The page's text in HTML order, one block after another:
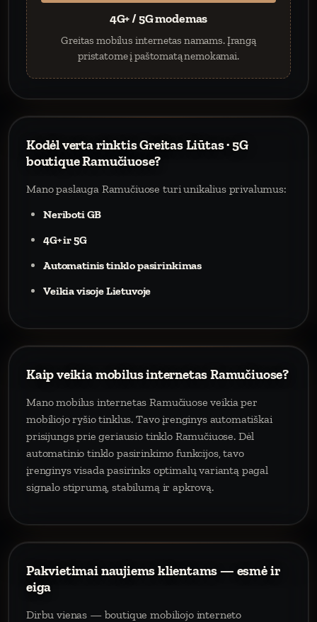
4G+ / 5G modemas
Greitas mobilus internetas namams. Įrangą
pristatome į paštomatą nemokamai.
Kodėl verta rinktis Greitas Liūtas · 5G
boutique Ramučiuose?
Mano paslauga Ramučiuose turi unikalius privalumus:
Neriboti GB
4G+ ir 5G
Automatinis tinklo pasirinkimas
Veikia visoje Lietuvoje
Kaip veikia mobilus internetas Ramučiuose?
Mano mobilus internetas Ramučiuose veikia per
mobiliojo ryšio tinklus. Tavo įrenginys automatiškai
prisijungs prie geriausio tinklo Ramučiuose. Dėl
automatinio tinklo pasirinkimo funkcijos, tavo
įrenginys visada pasirinks optimalų variantą pagal
signalo stiprumą, stabilumą ir apkrovą.
Pakvietimai naujiems klientams — esmė ir
eiga
Dirbu vienas — boutique mobiliojo interneto